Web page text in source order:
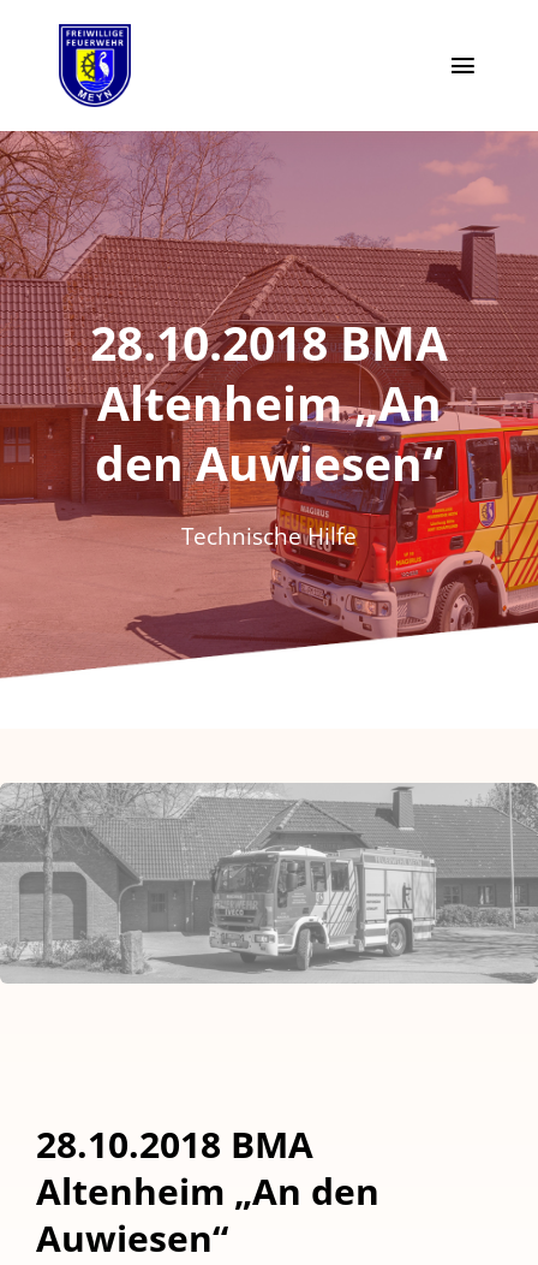
springen
Moin
Highlights
Einsätze
Termine
Vorstand
Aktiv werden
28.10.2018 BMA
Altenheim „An
den Auwiesen“
Technische Hilfe
28.10.2018 BMA
Altenheim „An den
Auwiesen“